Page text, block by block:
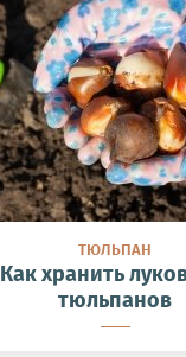
ТЮЛЬПАН
Как хранить
тюльпанов